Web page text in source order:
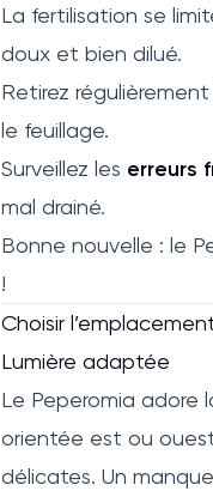
La fertilisation se
doux et bien dilué.
Retirez régulièrement
le feuillage.
Surveillez les erreurs
mal drainé.
Bonne nouvelle : le
!
Choisir
Lumière adaptée
Le Peperomia adore
orientée est ou
délicates. Un